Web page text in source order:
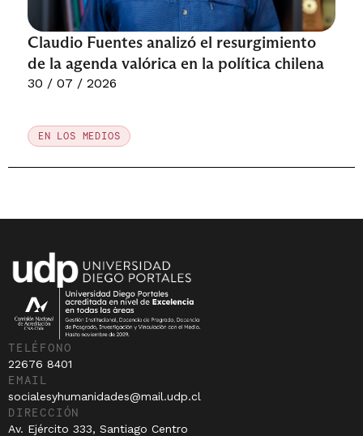
Claudio Fuentes analizó el resurgimiento
de la agenda valórica en la política chilena
30 / 07 / 2026
EN LOS MEDIOS
TELÉFONO
22676 8401
EMAIL
socialesyhumanidades@mail.udp.cl
DIRECCIÓN
Av. Ejército 333, Santiago Centro